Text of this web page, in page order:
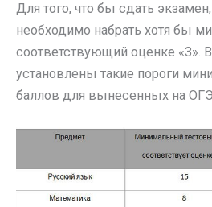
Для того, что бы сдать
необходимо набрать хотя бы
соответствующий оценке «3».
установлены такие пороги
баллов для вынесенных на